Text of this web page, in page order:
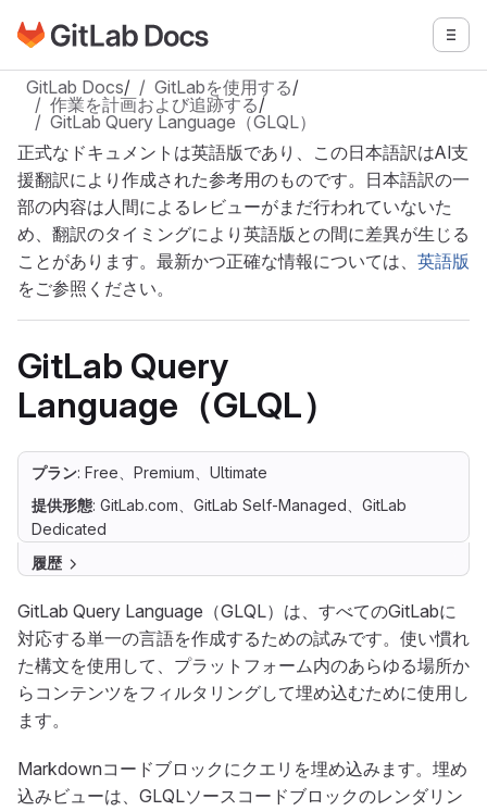
メインコンテンツにスキップ
GitLabドキュメントのホームページに移動 メニ
GitLab Docs/ GitLabを使用する/
作業を計画および追跡する/
GitLab Query Language（GLQL）
正式なドキュメントは英語版であり、この日本語訳はAI支
援翻訳により作成された参考用のものです。日本語訳の一
部の内容は人間によるレビューがまだ行われていないた
め、翻訳のタイミングにより英語版との間に差異が生じる
ことがあります。最新かつ正確な情報については、 英語版
をご参照ください。
GitLab Query
Language（GLQL）
プラン: Free、Premium、Ultimate
提供形態: GitLab.com、GitLab Self-Managed、GitLab
Dedicated
履歴
GitLab Query Language（GLQL）は、すべてのGitLabに
対応する単一の言語を作成するための試みです。使い慣れ
た構文を使用して、プラットフォーム内のあらゆる場所か
らコンテンツをフィルタリングして埋め込むために使用し
ます。
Markdownコードブロックにクエリを埋め込みます。埋め
込みビューは、GLQLソースコードブロックのレンダリン